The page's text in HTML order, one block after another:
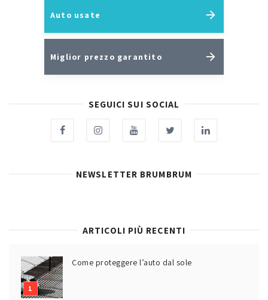
Auto usate
Miglior prezzo garantito
SEGUICI SUI SOCIAL
NEWSLETTER BRUMBRUM
ARTICOLI PIÙ RECENTI
Come proteggere l’auto dal sole